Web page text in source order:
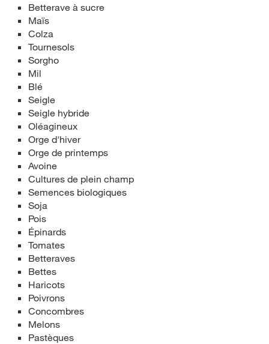
Betterave à sucre
Maïs
Colza
Tournesols
Sorgho
Mil
Blé
Seigle
Seigle hybride
Oléagineux
Orge d'hiver
Orge de printemps
Avoine
Cultures de plein champ
Semences biologiques
Soja
Pois
Épinards
Tomates
Betteraves
Bettes
Haricots
Poivrons
Concombres
Melons
Pastèques